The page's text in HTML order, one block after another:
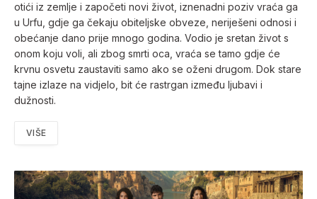
otići iz zemlje i započeti novi život, iznenadni poziv vraća ga
u Urfu, gdje ga čekaju obiteljske obveze, neriješeni odnosi i
obećanje dano prije mnogo godina. Vodio je sretan život s
onom koju voli, ali zbog smrti oca, vraća se tamo gdje će
krvnu osvetu zaustaviti samo ako se oženi drugom. Dok stare
tajne izlaze na vidjelo, bit će rastrgan između ljubavi i
dužnosti.
VIŠE